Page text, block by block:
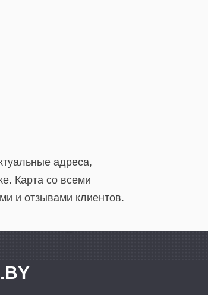
адреса,
Карта со всеми
и отзывами клиентов.